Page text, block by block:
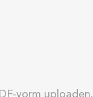
vorm uploaden.